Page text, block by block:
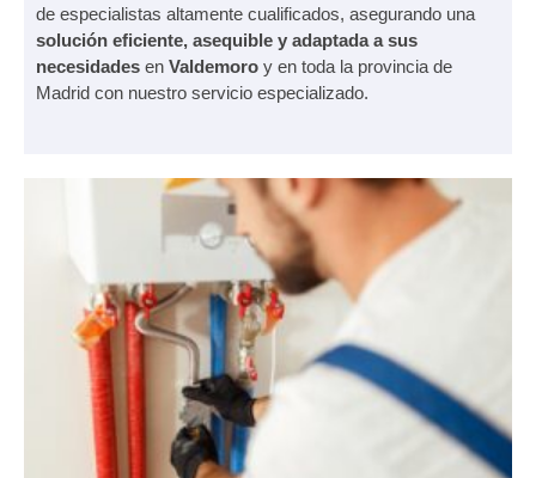
de especialistas altamente cualificados, asegurando una
solución eficiente, asequible y adaptada a sus
necesidades en Valdemoro y en toda la provincia de
Madrid con nuestro servicio especializado.